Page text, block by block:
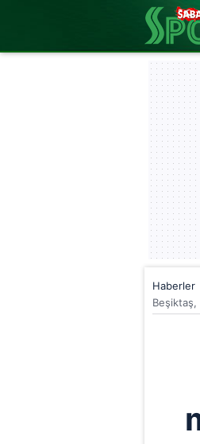
Haberler
Beşiktaş,